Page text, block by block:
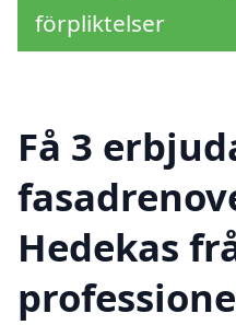
förpliktelser
Få 3
Hedekas